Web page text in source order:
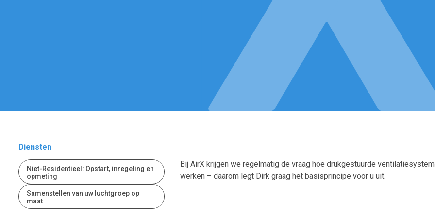
Diensten
Niet-Residentieel: Opstart, inregeling en
opmeting
Samenstellen van uw luchtgroep op
maat
Bij AirX krijgen we regelmatig de vraag hoe drukgestuurde
werken – daarom legt Dirk graag het basisprincipe voor u uit.